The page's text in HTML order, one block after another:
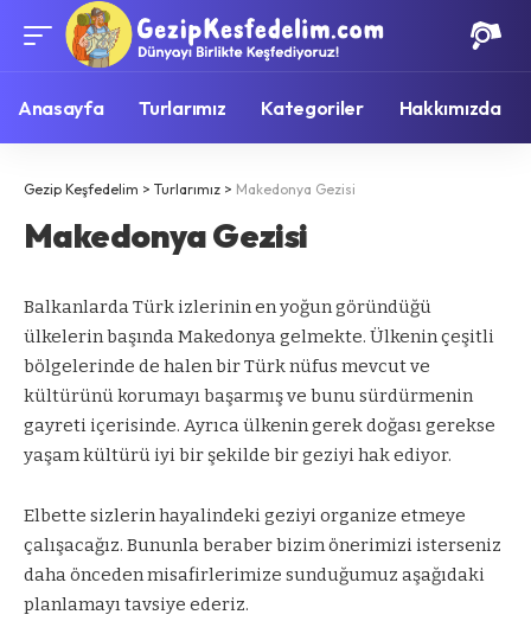
Anasayfa Turlarımız Kategoriler Hakkımızda
Gezip Keşfedelim > Turlarımız > Makedonya Gezisi
Makedonya Gezisi
Balkanlarda Türk izlerinin en yoğun göründüğü
ülkelerin başında Makedonya gelmekte. Ülkenin çeşitli
bölgelerinde de halen bir Türk nüfus mevcut ve
kültürünü korumayı başarmış ve bunu sürdürmenin
gayreti içerisinde. Ayrıca ülkenin gerek doğası gerekse
yaşam kültürü iyi bir şekilde bir geziyi hak ediyor.
Elbette sizlerin hayalindeki geziyi organize etmeye
çalışacağız. Bununla beraber bizim önerimizi isterseniz
daha önceden misafirlerimize sunduğumuz aşağıdaki
planlamayı tavsiye ederiz.